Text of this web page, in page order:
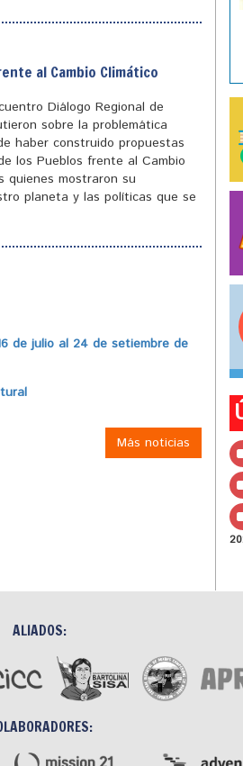
al Cambio Climático
Diálogo Regional de
sobre la problemática
haber construido propuestas
los Pueblos frente al Cambio
quienes mostraron su
planeta y las políticas que se
de julio al 24 de setiembre de
Más noticias
ALIADOS: